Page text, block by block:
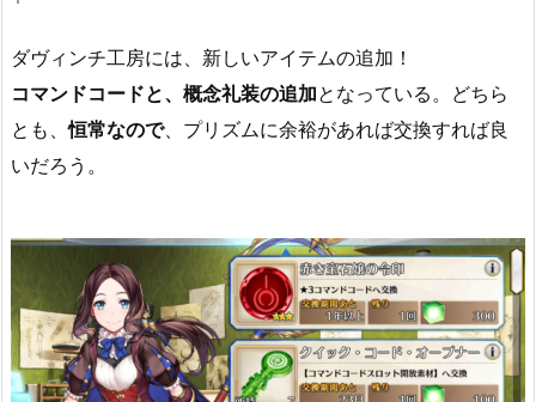
ダヴィンチ工房には、新しいアイテムの追加！
コマンドコードと、概念礼装の追加となっている。どちら
とも、恒常なので、プリズムに余裕があれば交換すれば良
いだろう。